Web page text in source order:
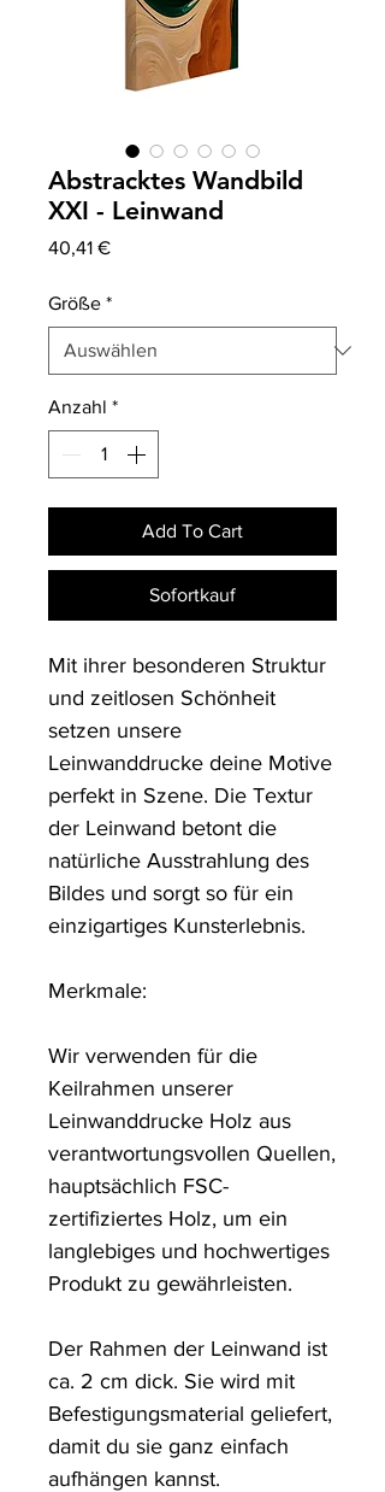
Abstracktes Wandbild
XXI - Leinwand
40,41 €Preis
Größe *
Anzahl *
Add To Cart
Sofortkauf
Mit ihrer besonderen Struktur
und zeitlosen Schönheit
setzen unsere
Leinwanddrucke deine Motive
perfekt in Szene. Die Textur
der Leinwand betont die
natürliche Ausstrahlung des
Bildes und sorgt so für ein
einzigartiges Kunsterlebnis.
Merkmale:
Wir verwenden für die
Keilrahmen unserer
Leinwanddrucke Holz aus
verantwortungsvollen Quellen,
hauptsächlich FSC-
zertifiziertes Holz, um ein
langlebiges und hochwertiges
Produkt zu gewährleisten.
Der Rahmen der Leinwand ist
ca. 2 cm dick. Sie wird mit
Befestigungsmaterial geliefert,
damit du sie ganz einfach
aufhängen kannst.